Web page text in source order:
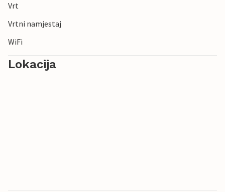
Vrt
Vrtni namjestaj
WiFi
Lokacija